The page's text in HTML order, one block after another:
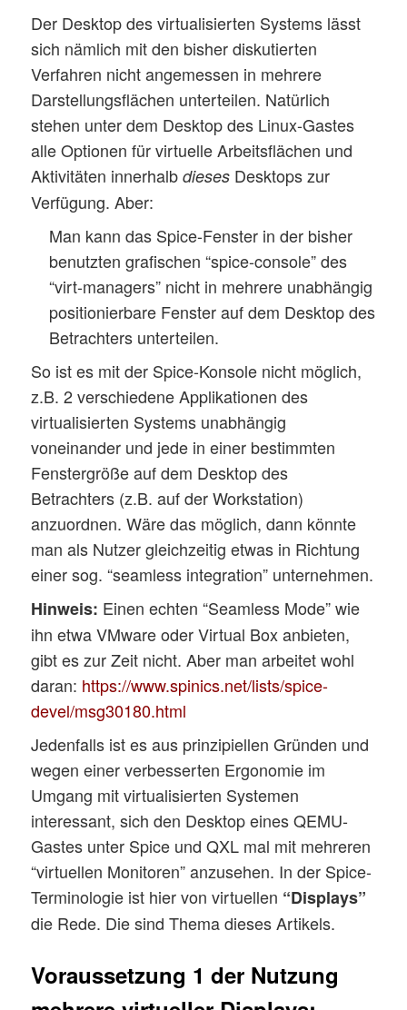
Der Desktop des virtualisierten Systems lässt
sich nämlich mit den bisher diskutierten
Verfahren nicht angemessen in mehrere
Darstellungsflächen unterteilen. Natürlich
stehen unter dem Desktop des Linux-Gastes
alle Optionen für virtuelle Arbeitsflächen und
Aktivitäten innerhalbdieses Desktops zur
Verfügung. Aber:
Man kann das Spice-Fenster in der bisher
benutzten grafischen “spice-console” des
“virt-managers” nicht in mehrere unabhängig
positionierbare Fenster auf dem Desktop des
Betrachters unterteilen.
So ist es mit der Spice-Konsole nicht möglich,
z.B. 2 verschiedene Applikationen des
virtualisierten Systems unabhängig
voneinander und jede in einer bestimmten
Fenstergröße auf dem Desktop des
Betrachters (z.B. auf der Workstation)
anzuordnen. Wäre das möglich, dann könnte
man als Nutzer gleichzeitig etwas in Richtung
einer sog. “seamless integration” unternehmen.
Hinweis: Einen echten “Seamless Mode” wie
ihn etwa VMware oder Virtual Box anbieten,
gibt es zur Zeit nicht. Aber man arbeitet wohl
daran: https://www.spinics.net/lists/spice-
devel/msg30180.html
Jedenfalls ist es aus prinzipiellen Gründen und
wegen einer verbesserten Ergonomie im
Umgang mit virtualisierten Systemen
interessant, sich den Desktop eines QEMU-
Gastes unter Spice und QXL mal mit mehreren
“virtuellen Monitoren” anzusehen. In der Spice-
Terminologie ist hier von virtuellen “Displays”
die Rede. Die sind Thema dieses Artikels.
Voraussetzung 1 der Nutzung